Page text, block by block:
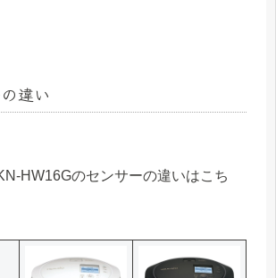
違い
HW16Gのセンサーの違いはこち